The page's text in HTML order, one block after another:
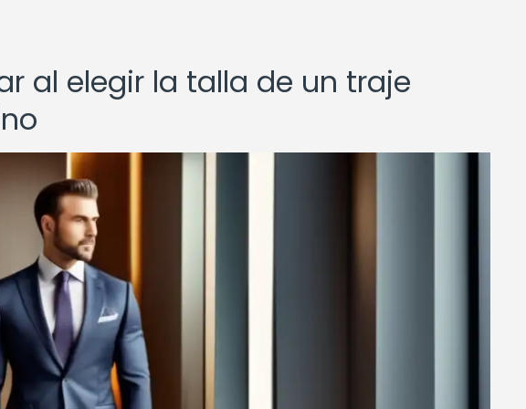
al elegir la talla de un traje